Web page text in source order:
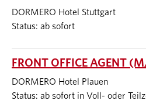
DORMERO Hotel Stuttgart
Status: ab sofort
FRONT OFFICE AGENT
DORMERO Hotel Plauen
Status: ab sofort in Voll- oder